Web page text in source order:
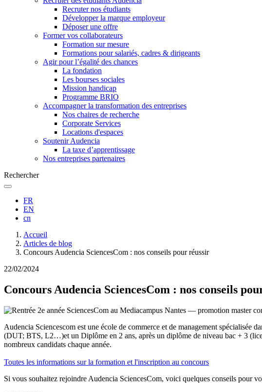
Recruter nos étudiants
Développer la marque employeur
Déposer une offre
Former vos collaborateurs
Formation sur mesure
Formations pour salariés, cadres & dirigeants
Agir pour l’égalité des chances
La fondation
Les bourses sociales
Mission handicap
Programme BRIO
Accompagner la transformation des entreprises
Nos chaires de recherche
Corporate Services
Locations d'espaces
Soutenir Audencia
La taxe d’apprentissage
Nos entreprises partenaires
Rechercher
FR
EN
cn
d'Ariane
Accueil
Articles de blog
Concours Audencia SciencesCom : nos conseils pour réussir
22/02/2024
Concours Audencia SciencesCom : nos conseils
Audencia Sciencescom est une école de commerce et de management spécialisée
(DUT; BTS, L2…)et un Diplôme en 2 ans, après un diplôme de niveau bac + 3
nombreux candidats chaque année.
Toutes les informations sur la formation et l'inscription au concours
Si vous souhaitez rejoindre Audencia SciencesCom, voici quelques conseils pour